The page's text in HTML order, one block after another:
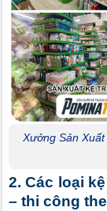
Xưởng Sản
2. Các loại
– thi công